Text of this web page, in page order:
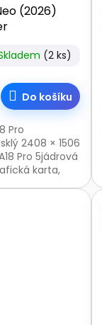
(2026)
(2 ks)
Do košíku
Pro
2408 × 1506
Pro 5jádrová
karta,